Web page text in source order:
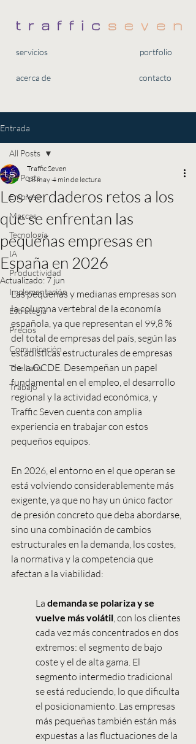
servicios portfolio
acerca de contacto
Entrada
All Posts
Empresa
Marcas
Tecnología
IA
Productividad
Implementación
Estrategia
Precios
Comunicación
The Labs
Trabajo
All Posts
Los verdaderos retos a los
que se enfrentan las
pequeñas empresas en
España en 2026
Traffic Seven
18 may 4 min de lectura
Actualizado: 7 jun
Las pequeñas y medianas empresas son
la columna vertebral de la economía
española, ya que representan el 99,8 %
del total de empresas del país, según las
estadísticas estructurales de empresas
de la OCDE. Desempeñan un papel
fundamental en el empleo, el desarrollo
regional y la actividad económica, y
Traffic Seven cuenta con amplia
experiencia en trabajar con estos
pequeños equipos.
En 2026, el entorno en el que operan se
está volviendo considerablemente más
exigente, ya que no hay un único factor
de presión concreto que deba abordarse,
sino una combinación de cambios
estructurales en la demanda, los costes,
la normativa y la competencia que
afectan a la viabilidad:
La demanda se polariza y se
vuelve más volátil, con los clientes
cada vez más concentrados en dos
extremos: el segmento de bajo
coste y el de alta gama. El
segmento intermedio tradicional
se está reduciendo, lo que dificulta
el posicionamiento. Las empresas
más pequeñas también están más
expuestas a las fluctuaciones de la